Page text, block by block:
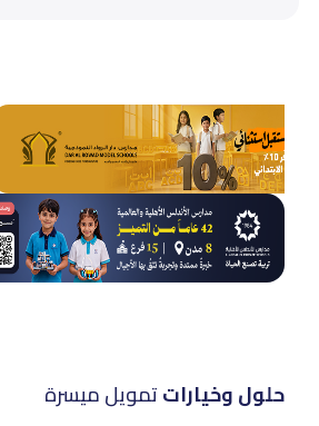
حلول وخياراتتمويل ميسرة